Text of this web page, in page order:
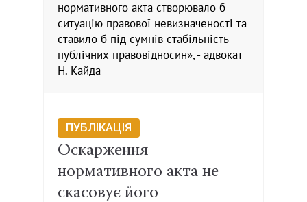
нормативного акта створювало б
ситуацію правової невизначеності та
ставило б під сумнів стабільність
публічних правовідносин», - адвокат
Н. Кайда
ПУБЛІКАЦІЯ
Оскарження
нормативного акта не
скасовує його